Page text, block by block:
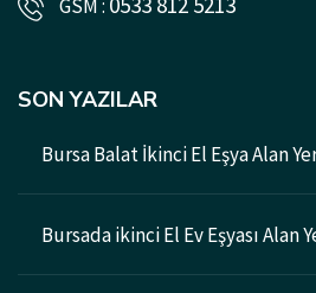
GSM :
SON YAZILAR
Bursa Balat İkinci El Eşya Alan
Bursada ikinci El Ev Eşyası Alan